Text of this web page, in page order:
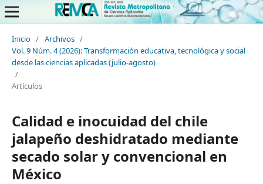
Inicio / Archivos /
Vol. 9 Núm. 4 (2026): Transformación educativa, tecnológica y social
desde las ciencias aplicadas (julio-agosto)
/
Artículos
Calidad e inocuidad del chile
jalapeño deshidratado mediante
secado solar y convencional en
México